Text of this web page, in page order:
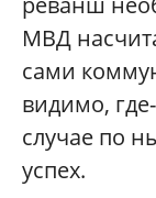
МВД
сами
видимо,
случае по
успех.